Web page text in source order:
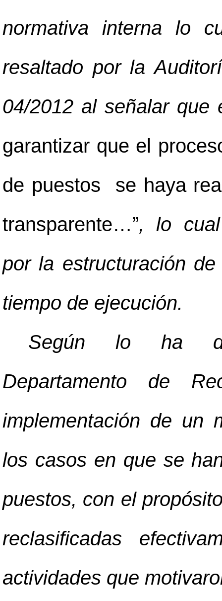
normativa interna lo
resaltado por la
04/2012 al señalar
garantizar que el
de puestos se haya
transparente…”, lo cual
por la estructuración
tiempo de ejecución.
Según lo ha
Departamento de
implementación de un
los casos en que se
puestos, con el
reclasificadas
actividades que